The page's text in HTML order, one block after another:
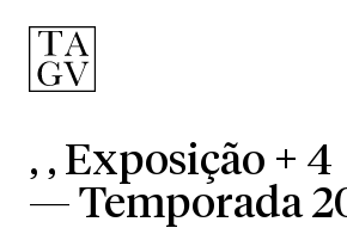
, , Exposição + 4
— Temporada